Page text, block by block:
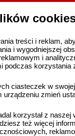
treści i reklam,
i wygodniejszej
i
korzystania
ciasteczek w
zmień
korzystał z
też więcej